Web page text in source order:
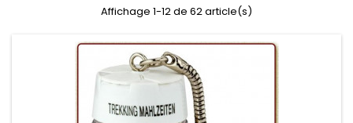
Affichage 1-12 de 62 article(s)